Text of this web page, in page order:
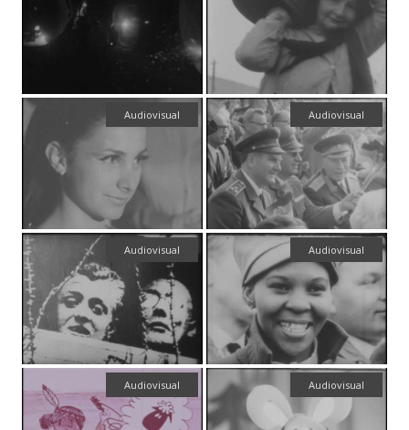
Audiovisual Audiovisual
Audiovisual Audiovisual
Audiovisual Audiovisual